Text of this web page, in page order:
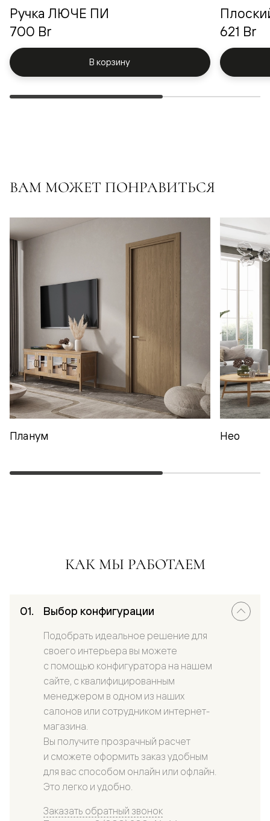
Ручка ЛЮЧЕ ПИ
700 Br
В корзину
621 Br
ВАМ МОЖЕТ ПОНРАВИТЬСЯ
Планум Нео
КАК МЫ РАБОТАЕМ
Выбор конфигурации
Подобрать идеальное решение для
своего интерьера вы можете
с помощью конфигуратора на нашем
сайте, с квалифицированным
менеджером в одном из наших
салонов или сотрудником интернет-
магазина.
Вы получите прозрачный расчет
и сможете оформить заказ удобным
для вас способом онлайн или офлайн.
Это легко и удобно.
Заказать обратный звонок